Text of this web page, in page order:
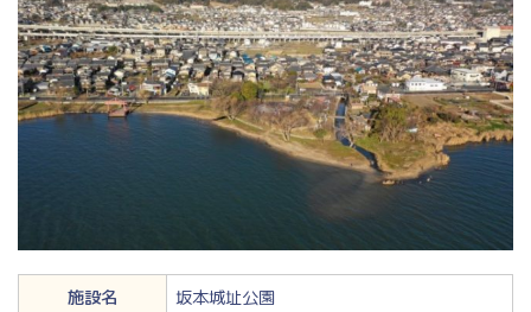
施設名
坂本城址公園